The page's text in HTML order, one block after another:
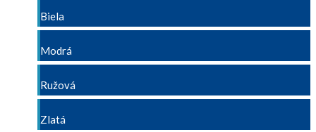
Biela
Modrá
Ružová
Zlatá